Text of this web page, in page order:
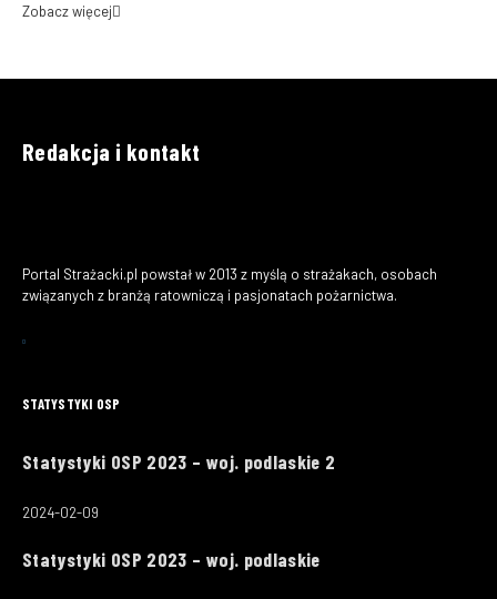
Zobacz więcej
Redakcja i kontakt
Portal Strażacki.pl powstał w 2013 z myślą o strażakach, osobach
związanych z branżą ratowniczą i pasjonatach pożarnictwa.
STATYSTYKI OSP
Statystyki OSP 2023 – woj. podlaskie 2
2024-02-09
Statystyki OSP 2023 – woj. podlaskie